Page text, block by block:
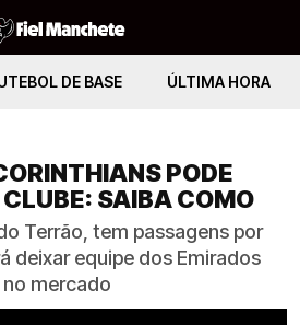
DE BASE ÚLTIMA HORA
PODE
SAIBA COMO
Terrão, tem passagens por
deixar equipe dos Emirados
mercado